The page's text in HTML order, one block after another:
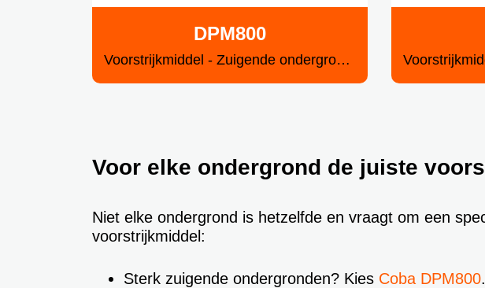
DPM800
Voorstrijkmiddel - Zuigende ondergronden
Voor elke ondergrond de juiste
Niet elke ondergrond is hetzelfde en vraagt om een
voorstrijkmiddel:
Sterk zuigende ondergronden? Kies Coba DPM800